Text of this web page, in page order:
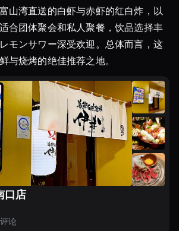
山湾直送的白虾与赤虾的红白炸，以
合团体聚会和私人聚餐，饮品选择丰
モンサワー深受欢迎。总体而言，这
与烧烤的绝佳推荐之地。
口店
论